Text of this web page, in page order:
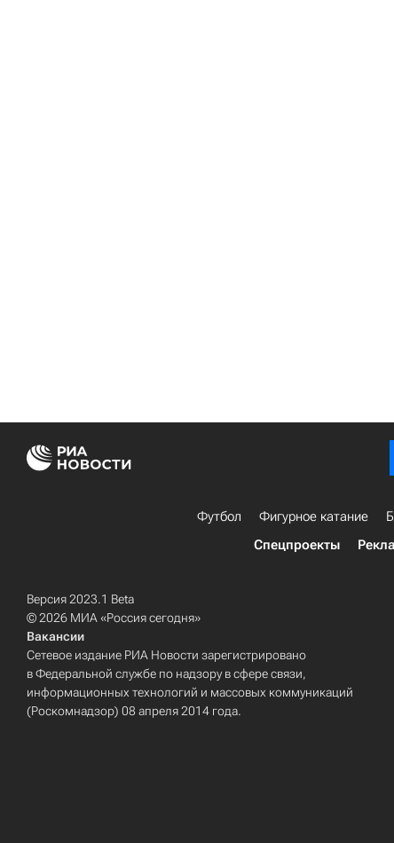
Футбол Фигурное катание
Спецпроекты
Версия 2023.1 Beta
© 2026 МИА «Россия сегодня»
Вакансии
Сетевое издание РИА Новости зарегистрировано
в Федеральной службе по надзору в сфере связи,
информационных технологий и массовых коммуникаций
(Роскомнадзор) 08 апреля 2014 года.